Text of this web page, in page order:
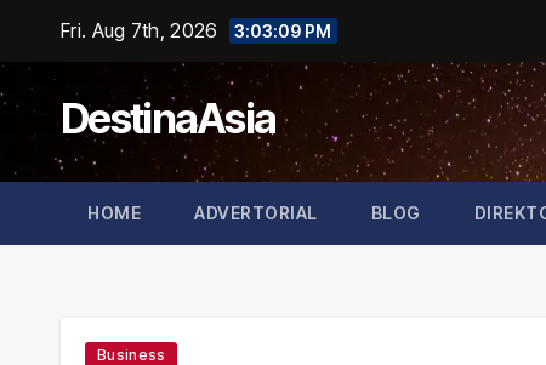
content
Fri. Aug 7th, 2026 3:03:09 PM
DestinaAsia
HOME ADVERTORIAL BLOG
Business